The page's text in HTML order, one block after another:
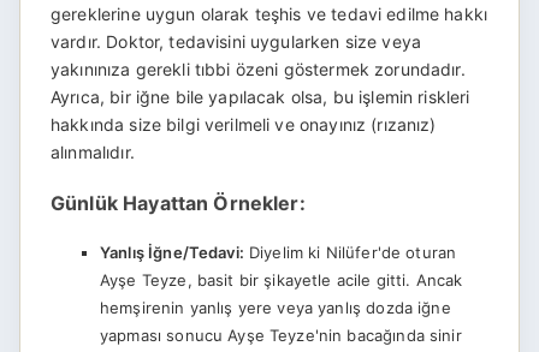
gereklerine uygun olarak teşhis ve tedavi edilme hakkı
vardır. Doktor, tedavisini uygularken size veya
yakınınıza gerekli tıbbi özeni göstermek zorundadır.
Ayrıca, bir iğne bile yapılacak olsa, bu işlemin riskleri
hakkında size bilgi verilmeli ve onayınız (rızanız)
alınmalıdır.
Günlük Hayattan Örnekler:
Yanlış İğne/Tedavi: Diyelim ki Nilüfer'de oturan
Ayşe Teyze, basit bir şikayetle acile gitti. Ancak
hemşirenin yanlış yere veya yanlış dozda iğne
yapması sonucu Ayşe Teyze'nin bacağında sinir